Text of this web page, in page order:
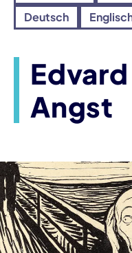
Deutsch
Angst